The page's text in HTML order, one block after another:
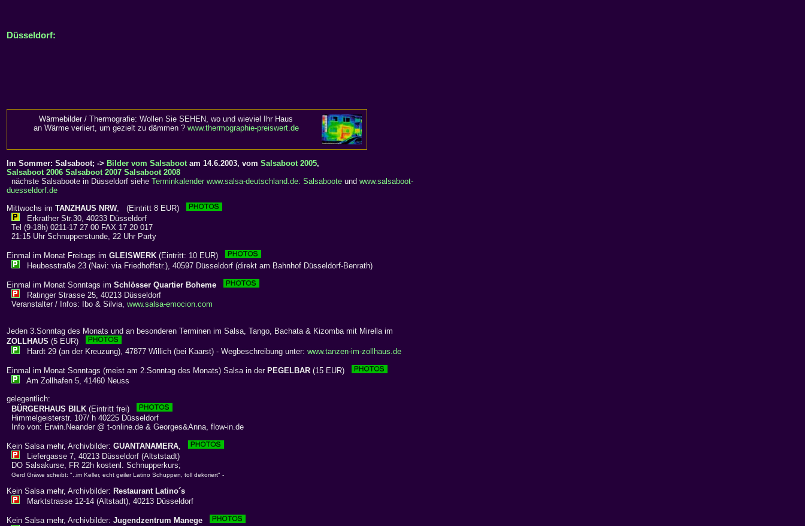
Düsseldorf:
Wärmebilder / Thermografie: Wollen Sie SEHEN, wo und wieviel Ihr Haus
an Wärme verliert, um gezielt zu dämmen ? www.thermographie-preiswert.de
Im Sommer: Salsaboot; -> Bilder vom Salsabootam 14.6.2003, vom Salsaboot 2005,
Salsaboot 2006 Salsaboot 2007 Salsaboot 2008
nächste Salsaboote in Düsseldorf siehe Terminkalender www.salsa-deutschland.de: Salsaboote und www.salsaboot-
duesseldorf.de
Mittwochs im TANZHAUS NRW, (Eintritt 8 EUR)
Erkrather Str.30, 40233 Düsseldorf
Tel (9-18h) 0211-17 27 00 FAX 17 20 017
21:15 Uhr Schnupperstunde, 22 Uhr Party
Einmal im Monat Freitags im GLEISWERK (Eintritt: 10 EUR)
Heubesstraße 23 (Navi: via Friedhoffstr.), 40597 Düsseldorf (direkt am Bahnhof Düsseldorf-Benrath)
Einmal im Monat Sonntags im Schlösser Quartier Boheme
Ratinger Strasse 25, 40213 Düsseldorf
Veranstalter / Infos: Ibo & Silvia, www.salsa-emocion.com
Jeden 3.Sonntag des Monats und an besonderen Terminen im Salsa, Tango, Bachata & Kizomba mit Mirella im
ZOLLHAUS (5 EUR)
Hardt 29 (an der Kreuzung), 47877 Willich (bei Kaarst) - Wegbeschreibung unter: www.tanzen-im-zollhaus.de
Einmal im Monat Sonntags (meist am 2.Sonntag des Monats) Salsa in der PEGELBAR (15 EUR)
Am Zollhafen 5, 41460 Neuss
gelegentlich:
BÜRGERHAUS BILK (Eintritt frei)
Himmelgeisterstr. 107/ h 40225 Düsseldorf
Info von: Erwin.Neander @ t-online.de & Georges&Anna, flow-in.de
Kein Salsa mehr, Archivbilder: GUANTANAMERA,
Liefergasse 7, 40213 Düsseldorf (Altststadt)
DO Salsakurse, FR 22h kostenl. Schnupperkurs;
Gerd Gräwe scheibt: "..im Keller, echt geiler Latino Schuppen, toll dekoriert" -
Kein Salsa mehr, Archivbilder: Restaurant Latino´s
Marktstrasse 12-14 (Altstadt), 40213 Düsseldorf
Kein Salsa mehr, Archivbilder: Jugendzentrum Manege